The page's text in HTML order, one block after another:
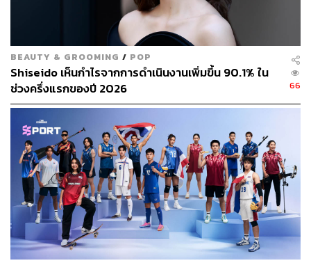
ชาวญี่ปุ่นจำนวนมากต่างเข้าแถวเพื่อรอร่วมไว้อาลัยแก่ ชิน
ภาพ: Tomohiro Ohsumi / Getty Images
BEAUTY & GROOMING / POP
Shiseido เห็นกำไรจากการดำเนินงานเพิ่มขึ้น 90.1% ใน
ช่วงครึ่งแรกของปี 2026
66